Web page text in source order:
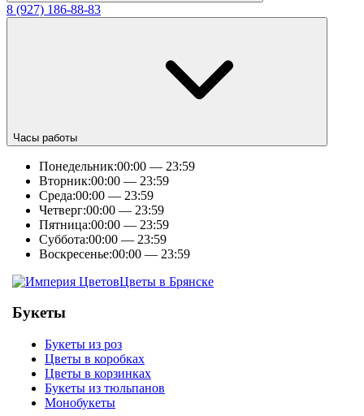
8 (927) 186-88-83
Часы работы
Понедельник:00:00 — 23:59
Вторник:00:00 — 23:59
Среда:00:00 — 23:59
Четверг:00:00 — 23:59
Пятница:00:00 — 23:59
Суббота:00:00 — 23:59
Воскресенье:00:00 — 23:59
Цветы в Брянске
Букеты
Букеты из роз
Цветы в коробках
Цветы в корзинках
Букеты из тюльпанов
Монобукеты